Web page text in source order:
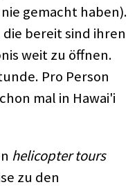
gemacht haben).
bereit sind ihren
weit zu öffnen.
Pro Person
mal in Hawai'i
helicopter tours
zu den